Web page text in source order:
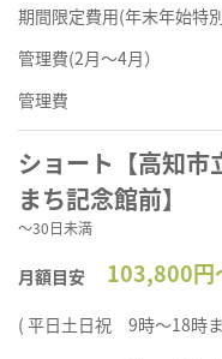
期間限定費用(年末年始特
管理費(2月～4月）
管理費
ショート【高知市
まち記念館前】
～30日未満
月額目安 103,800円
( 平日土日祝 9時～18時